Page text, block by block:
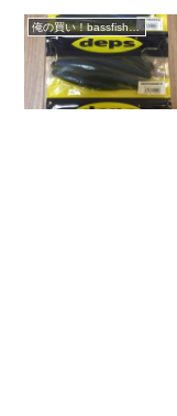
俺の買い！bassfishing